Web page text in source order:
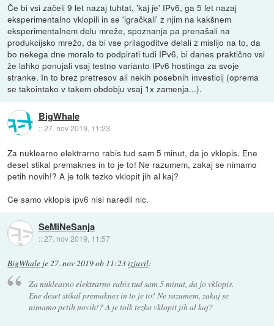
Če bi vsi začeli 9 let nazaj tuhtat, 'kaj je' IPv6, ga 5 let nazaj
eksperimentalno vklopili in se 'igračkali' z njim na kakšnem
eksperimentalnem delu mreže, spoznanja pa prenašali na
produkcijsko mrežo, da bi vse prilagoditve delali z mislijo na to, da
bo nekega dne moralo to podpirati tudi IPv6, bi danes praktično vsi
že lahko ponujali vsaj testno varianto IPv6 hostinga za svoje
stranke. In to brez pretresov ali nekih posebnih investicij (oprema
se takointako v takem obdobju vsaj 1x zamenja...).
BigWhale
::27. nov 2019, 11:23
Za nuklearno elektrarno rabis tud sam 5 minut, da jo vklopis. Ene
deset stikal premaknes in to je to! Ne razumem, zakaj se nimamo
petih novih!? A je tolk tezko vklopit jih al kaj?
Ce samo vklopis ipv6 nisi naredil nic.
SeMiNeSanja
::27. nov 2019, 11:57
BigWhale je27. nov 2019 ob 11:23izjavil:
Za nuklearno elektrarno rabis tud sam 5 minut, da jo vklopis.
Ene deset stikal premaknes in to je to! Ne razumem, zakaj se
nimamo petih novih!? A je tolk tezko vklopit jih al kaj?